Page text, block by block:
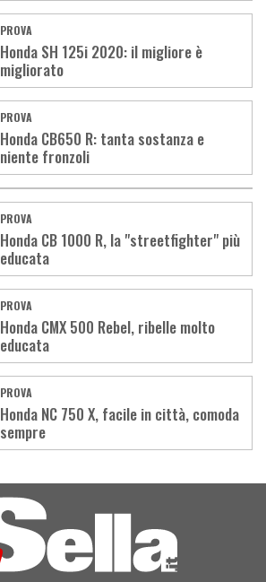
PROVA
Honda SH 125i 2020: il migliore è
migliorato
PROVA
Honda CB650 R: tanta sostanza e
niente fronzoli
PROVA
Honda CB 1000 R, la "streetfighter" più
educata
PROVA
Honda CMX 500 Rebel, ribelle molto
educata
PROVA
Honda NC 750 X, facile in città, comoda
sempre